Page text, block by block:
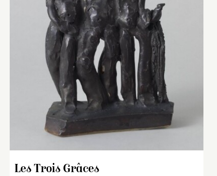
Les Trois Grâces